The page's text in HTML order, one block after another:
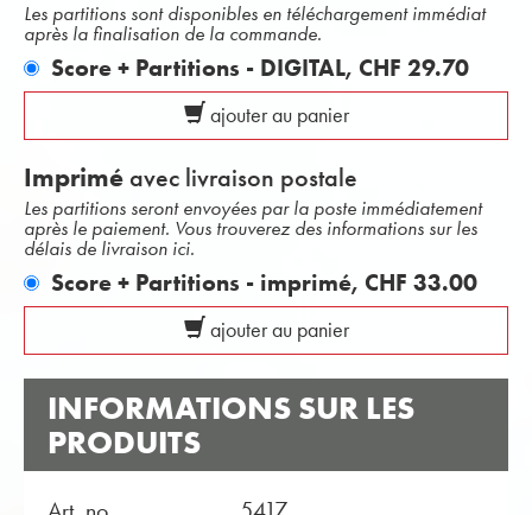
Les partitions sont disponibles en téléchargement immédiat
après la finalisation de la commande.
Score + Partitions - DIGITAL, CHF 29.70
ajouter au panier
Imprimé avec livraison postale
Les partitions seront envoyées par la poste immédiatement
après le paiement. Vous trouverez des informations sur les
délais de livraison ici.
Score + Partitions - imprimé, CHF 33.00
ajouter au panier
INFORMATIONS SUR LES
PRODUITS